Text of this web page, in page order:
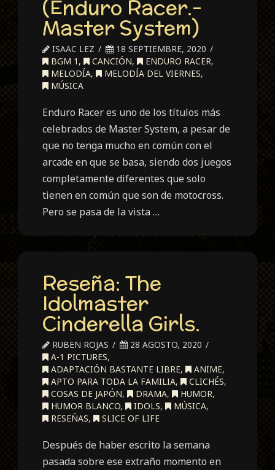
(Enduro Racer.-
Master System)
ISAAC LEZ
18 SEPTIEMBRE, 2020
BGM 1 , CANCIÓN, ENDURO RACER,
MELODÍA, MELODÍA DEL VIERNES,
MÚSICA
Enduro Racer es uno de los títulos más
celebrados de Master System, a pesar de
que no tenga mucho en común con el
arcade en que se basa, siendo dos juegos
completamente diferentes que solo
tienen en común que son de motocross.
Pero se pasa de la vista …
Reseña: The
Idolmaster
Cinderella Girls.
RUBEN ROJAS
28 AGOSTO, 2020
A-1 PICTURES,
ADAPTACIÓN BASTANTE LIBRE, ANIME,
APTO PARA TODA LA FAMILIA, CLICHÉS,
COSAS DE JAPÓN, DRAMA, HUMOR,
HUMOR BLANCO, IDOLS, MÚSICA,
RESEÑAS, SLICE OF LIFE
Después de haber escrito la semana
pasada sobre ese extraño momento en